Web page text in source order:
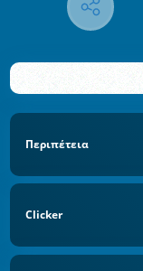
Περιπέτεια
Clicker